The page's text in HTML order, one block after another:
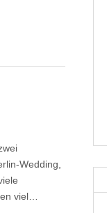
Wedding,
viel…